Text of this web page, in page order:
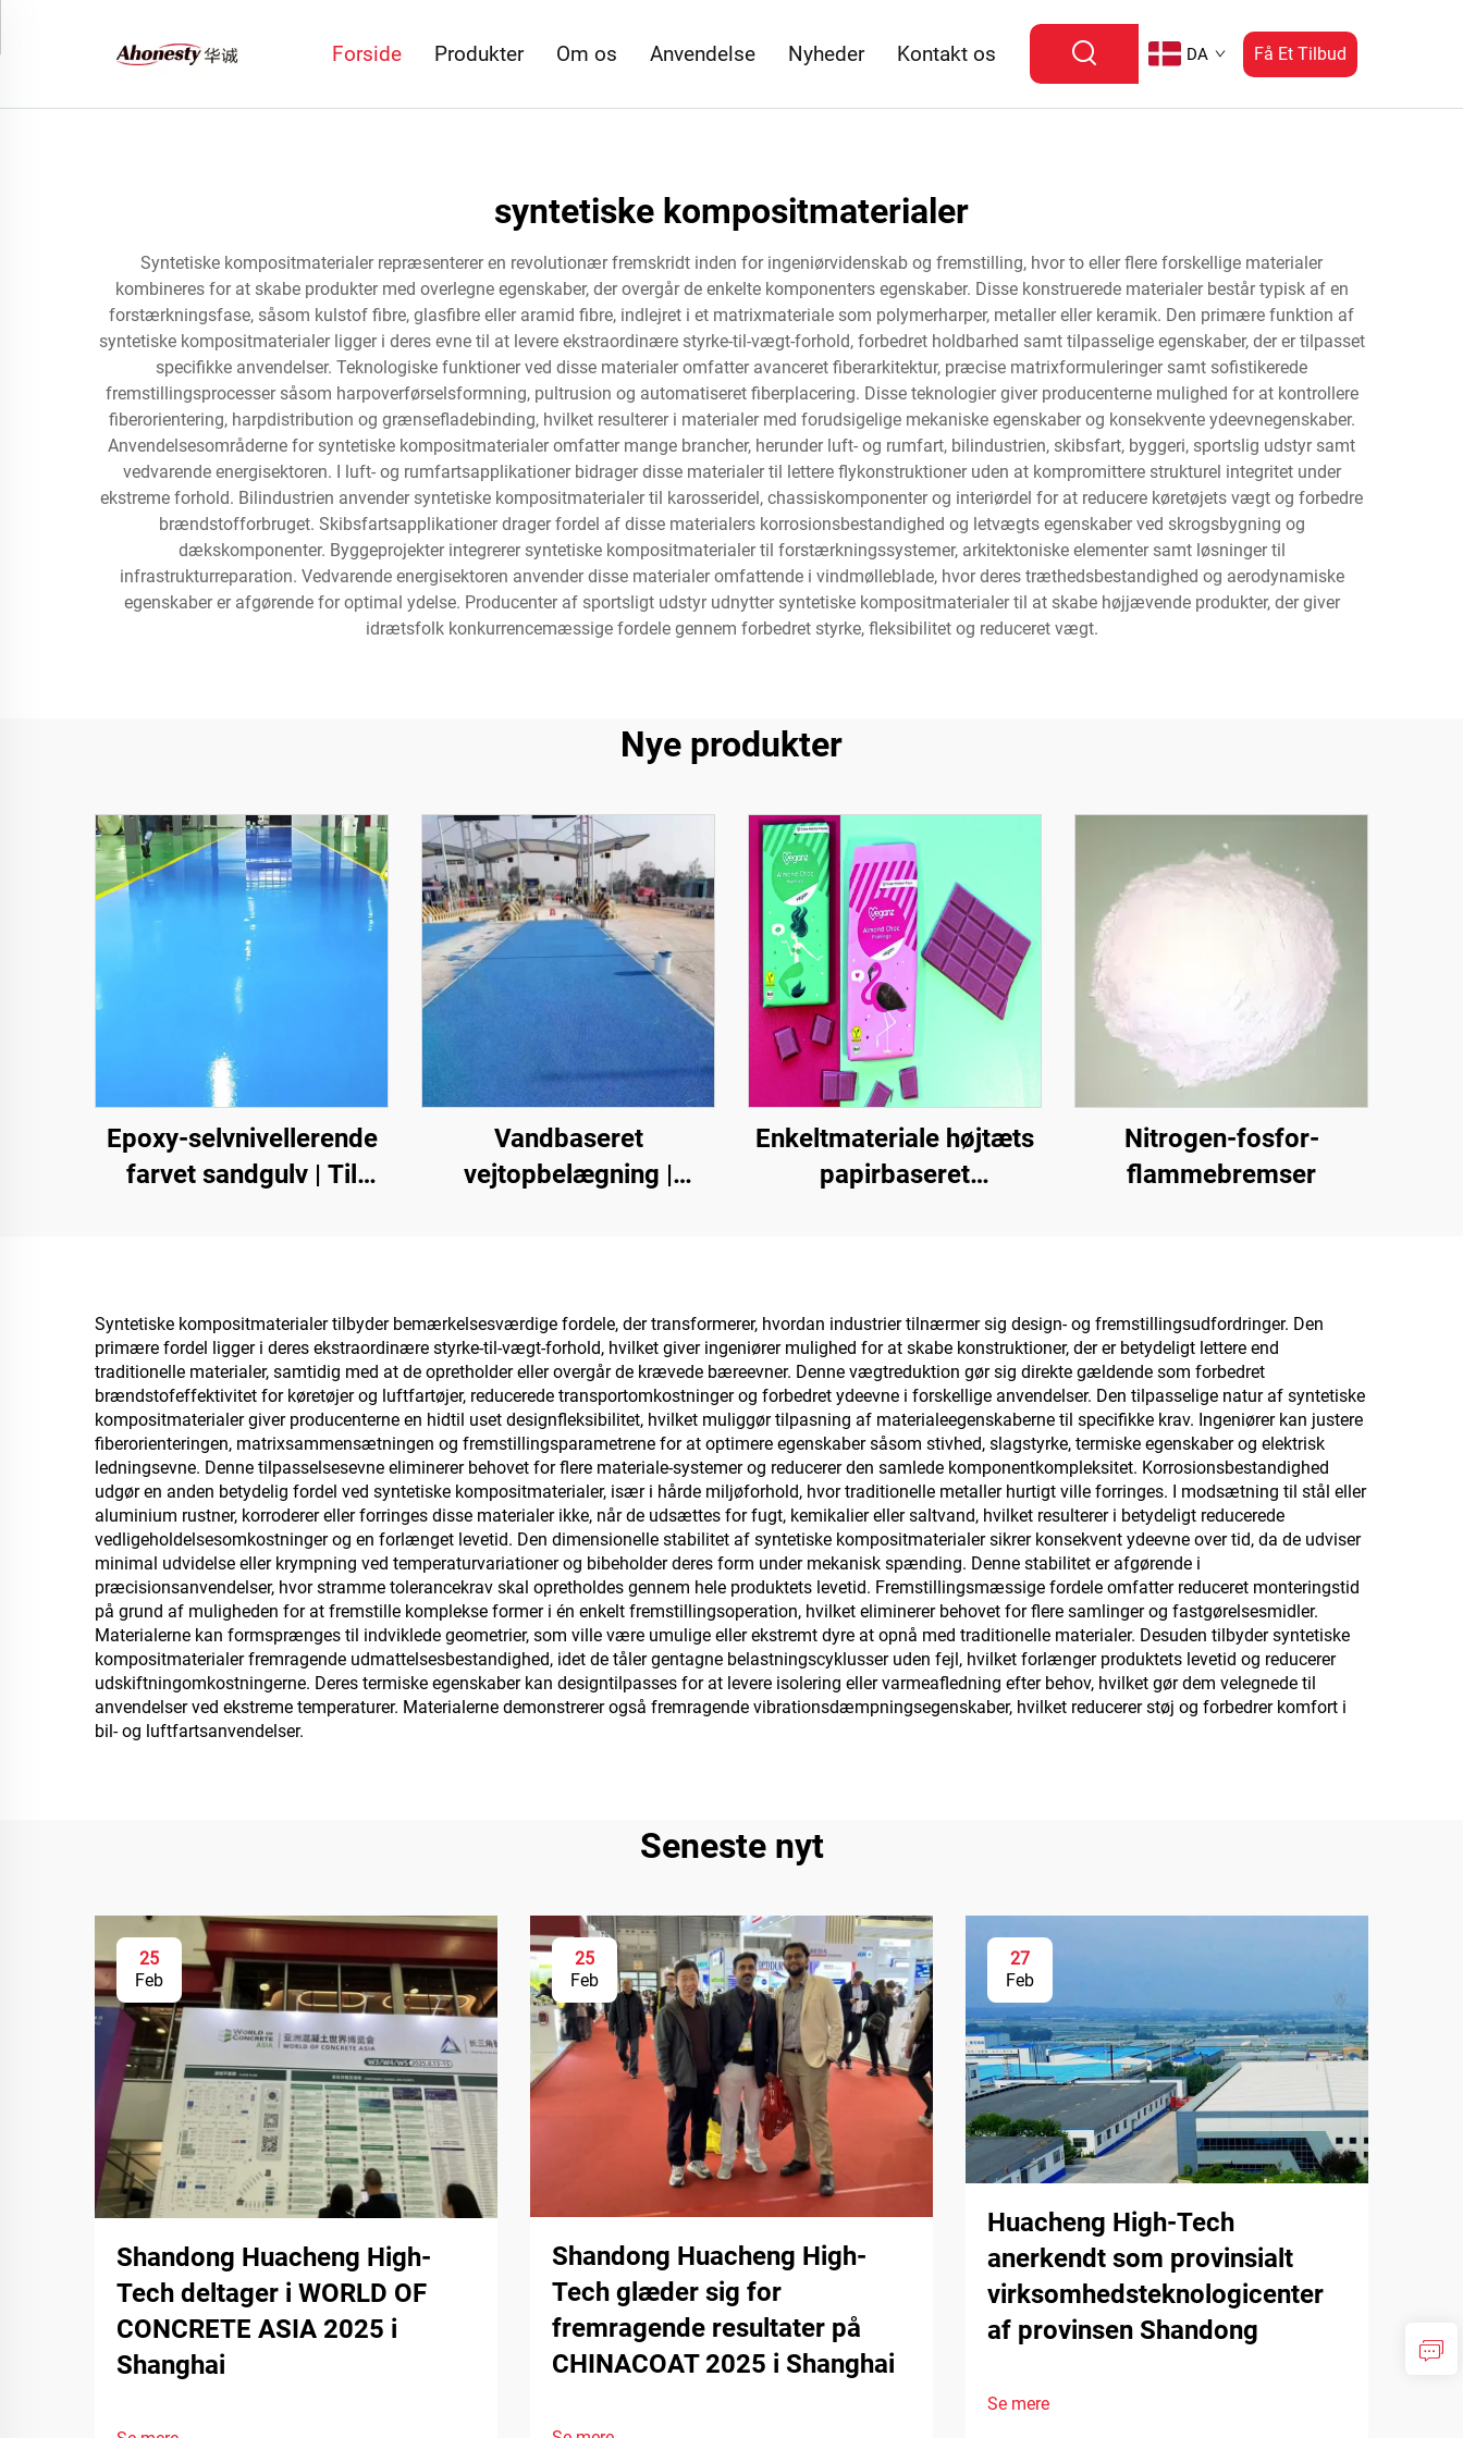
Forside Produkter Om os Anvendelse Nyheder Kontakt os DA Få Et Tilbud
syntetiske kompositmaterialer
Syntetiske kompositmaterialer repræsenterer en revolutionær fremskridt inden for ingeniørvidenskab og fremstilling, hvor to eller flere forskellige materialer
kombineres for at skabe produkter med overlegne egenskaber, der overgår de enkelte komponenters egenskaber. Disse konstruerede materialer består typisk af en
forstærkningsfase, såsom kulstof fibre, glasfibre eller aramid fibre, indlejret i et matrixmateriale som polymerharper, metaller eller keramik. Den primære funktion af
syntetiske kompositmaterialer ligger i deres evne til at levere ekstraordinære styrke-til-vægt-forhold, forbedret holdbarhed samt tilpasselige egenskaber, der er tilpasset
specifikke anvendelser. Teknologiske funktioner ved disse materialer omfatter avanceret fiberarkitektur, præcise matrixformuleringer samt sofistikerede
fremstillingsprocesser såsom harpoverførselsformning, pultrusion og automatiseret fiberplacering. Disse teknologier giver producenterne mulighed for at kontrollere
fiberorientering, harpdistribution og grænsefladebinding, hvilket resulterer i materialer med forudsigelige mekaniske egenskaber og konsekvente ydeevnegenskaber.
Anvendelsesområderne for syntetiske kompositmaterialer omfatter mange brancher, herunder luft- og rumfart, bilindustrien, skibsfart, byggeri, sportslig udstyr samt
vedvarende energisektoren. I luft- og rumfartsapplikationer bidrager disse materialer til lettere flykonstruktioner uden at kompromittere strukturel integritet under
ekstreme forhold. Bilindustrien anvender syntetiske kompositmaterialer til karosseridel, chassiskomponenter og interiørdel for at reducere køretøjets vægt og forbedre
brændstofforbruget. Skibsfartsapplikationer drager fordel af disse materialers korrosionsbestandighed og letvægts egenskaber ved skrogsbygning og
dækskomponenter. Byggeprojekter integrerer syntetiske kompositmaterialer til forstærkningssystemer, arkitektoniske elementer samt løsninger til
infrastrukturreparation. Vedvarende energisektoren anvender disse materialer omfattende i vindmølleblade, hvor deres træthedsbestandighed og aerodynamiske
egenskaber er afgørende for optimal ydelse. Producenter af sportsligt udstyr udnytter syntetiske kompositmaterialer til at skabe højjævende produkter, der giver
idrætsfolk konkurrencemæssige fordele gennem forbedret styrke, fleksibilitet og reduceret vægt.
Nye produkter
Epoxy-selvnivellerende
farvet sandgulv | Til
Vandbaseret
vejtopbelægning |
indendørs og udendørs
belægninger
Enkeltmateriale højtæts
papirbaseret
kaffe, nødder,
chokolade, bagværk og
krydderier
Nitrogen-fosfor-
flammebremser
Syntetiske kompositmaterialer tilbyder bemærkelsesværdige fordele, der transformerer, hvordan industrier tilnærmer sig design- og fremstillingsudfordringer. Den
primære fordel ligger i deres ekstraordinære styrke-til-vægt-forhold, hvilket giver ingeniører mulighed for at skabe konstruktioner, der er betydeligt lettere end
traditionelle materialer, samtidig med at de opretholder eller overgår de krævede bæreevner. Denne vægtreduktion gør sig direkte gældende som forbedret
brændstofeffektivitet for køretøjer og luftfartøjer, reducerede transportomkostninger og forbedret ydeevne i forskellige anvendelser. Den tilpasselige natur af syntetiske
kompositmaterialer giver producenterne en hidtil uset designfleksibilitet, hvilket muliggør tilpasning af materialeegenskaberne til specifikke krav. Ingeniører kan justere
fiberorienteringen, matrixsammensætningen og fremstillingsparametrene for at optimere egenskaber såsom stivhed, slagstyrke, termiske egenskaber og elektrisk
ledningsevne. Denne tilpasselsesevne eliminerer behovet for flere materiale-systemer og reducerer den samlede komponentkompleksitet. Korrosionsbestandighed
udgør en anden betydelig fordel ved syntetiske kompositmaterialer, især i hårde miljøforhold, hvor traditionelle metaller hurtigt ville forringes. I modsætning til stål eller
aluminium rustner, korroderer eller forringes disse materialer ikke, når de udsættes for fugt, kemikalier eller saltvand, hvilket resulterer i betydeligt reducerede
vedligeholdelsesomkostninger og en forlænget levetid. Den dimensionelle stabilitet af syntetiske kompositmaterialer sikrer konsekvent ydeevne over tid, da de udviser
minimal udvidelse eller krympning ved temperaturvariationer og bibeholder deres form under mekanisk spænding. Denne stabilitet er afgørende i
præcisionsanvendelser, hvor stramme tolerancekrav skal opretholdes gennem hele produktets levetid. Fremstillingsmæssige fordele omfatter reduceret monteringstid
på grund af muligheden for at fremstille komplekse former i én enkelt fremstillingsoperation, hvilket eliminerer behovet for flere samlinger og fastgørelsesmidler.
Materialerne kan formsprænges til indviklede geometrier, som ville være umulige eller ekstremt dyre at opnå med traditionelle materialer. Desuden tilbyder syntetiske
kompositmaterialer fremragende udmattelsesbestandighed, idet de tåler gentagne belastningscyklusser uden fejl, hvilket forlænger produktets levetid og reducerer
udskiftningomkostningerne. Deres termiske egenskaber kan designtilpasses for at levere isolering eller varmeafledning efter behov, hvilket gør dem velegnede til
anvendelser ved ekstreme temperaturer. Materialerne demonstrerer også fremragende vibrationsdæmpningsegenskaber, hvilket reducerer støj og forbedrer komfort i
bil- og luftfartsanvendelser.
Seneste nyt
25
Feb
Shandong Huacheng High-
Tech deltager i WORLD OF
CONCRETE ASIA 2025 i
Shanghai
25
Feb
Shandong Huacheng High-
Tech glæder sig for
fremragende resultater på
CHINACOAT 2025 i Shanghai
27
Feb
Huacheng High-Tech
anerkendt som provinsialt
virksomhedsteknologicenter
af provinsen Shandong
Se mere